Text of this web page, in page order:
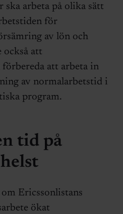
ska arbeta på olika sätt
för
av lön och
också att
att arbeta in
av normalarbetstid i
program.
tid på
Ericssonlistans
ökat